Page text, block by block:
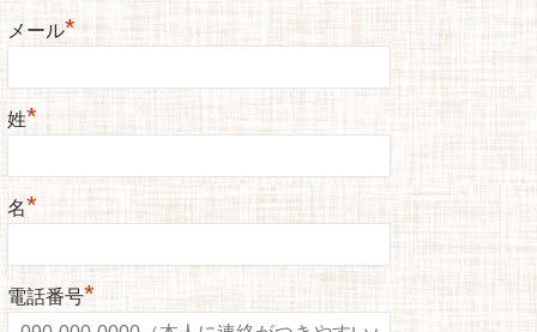
メール*
姓*
名*
電話番号*